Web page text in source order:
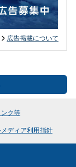
広告掲載について
ク等
ディア利用指針